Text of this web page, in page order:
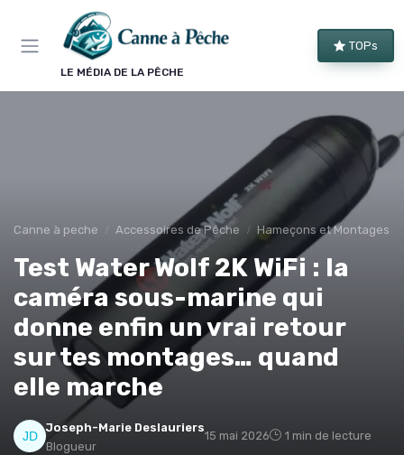
LE MÉDIA DE LA PÊCHE
TOPs
Canne à peche Accessoires de Pêche Hameçons et Montages
Test Water Wolf 2K WiFi : la
caméra sous-marine qui
donne enfin un vrai retour
sur tes montages… quand
elle marche
Joseph-Marie Deslauriers
Blogueur
15 mai 2026 1 min de lecture
Panneau de gestion des cookies